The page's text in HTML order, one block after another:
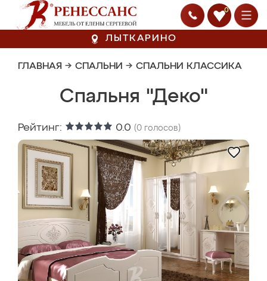
0
ЛЫТКАРИНО
ГЛАВНАЯ → СПАЛЬНИ → СПАЛЬНИ КЛАССИКА
Спальня "Деко"
Рейтинг: 0.0 (0 голосов)